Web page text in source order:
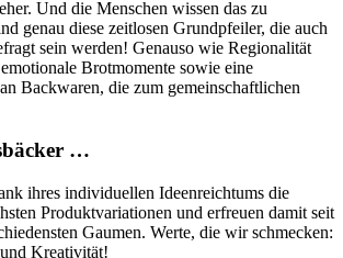
Und die Menschen wissen das zu
genau diese zeitlosen Grundpfeiler, die auch
sein werden! Genauso wie Regionalität
Brotmomente sowie eine
Backwaren, die zum gemeinschaftlichen
…
ihres individuellen Ideenreichtums die
Produktvariationen und erfreuen damit seit
Gaumen. Werte, die wir schmecken:
Kreativität!